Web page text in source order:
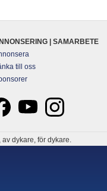
| SAMARBETE
till oss
dykare, för dykare.